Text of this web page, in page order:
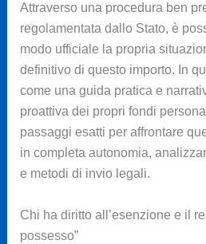
Attraverso una procedura ben
regolamentata dallo Stato, è
modo ufficiale la propria
definitivo di questo importo. In
come una guida pratica e
proattiva dei propri fondi
passaggi esatti per affrontare
in completa autonomia,
e metodi di invio legali.
Chi ha diritto all’esenzione e il
possesso”